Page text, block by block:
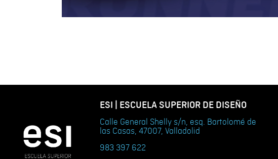
ESI | ESCUELA SUPERIOR DE DISEÑO
Calle General Shelly s/n, esq. Bartolomé de
las Casas, 47007, Valladolid
983 397 622